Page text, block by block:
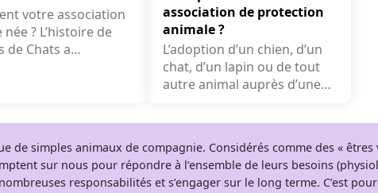
votre association
de
de Chats a
association de protection
animale ?
L’adoption d’un chien, d’un
chat, d’un lapin ou de tout
autre animal auprès d’une
de simples animaux de compagnie. Considérés comme des «
sur nous pour répondre à l’ensemble de leurs besoins
responsabilités et s’engager sur le long terme. C’est